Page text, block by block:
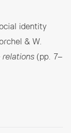
identity
& W.
(pp. 7–